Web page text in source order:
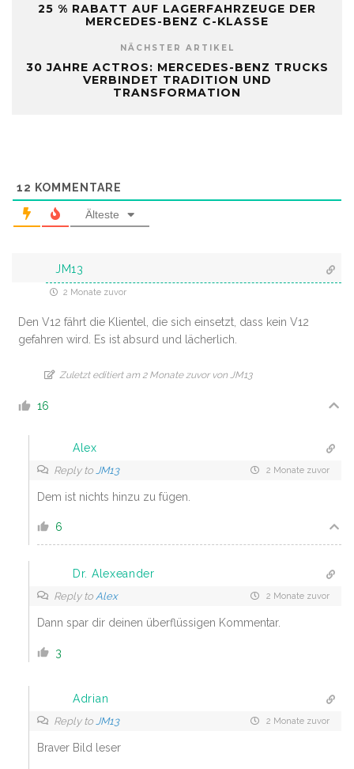
25 % RABATT AUF LAGERFAHRZEUGE DER
MERCEDES-BENZ C-KLASSE
NÄCHSTER ARTIKEL
30 JAHRE ACTROS: MERCEDES-BENZ TRUCKS
VERBINDET TRADITION UND
TRANSFORMATION
12 KOMMENTARE
Älteste
JM13
2 Monate zuvor
Den V12 fährt die Klientel, die sich einsetzt, dass kein V12
gefahren wird. Es ist absurd und lächerlich.
Zuletzt editiert am 2 Monate zuvor von JM13
16
Alex
Reply to JM13 2 Monate zuvor
Dem ist nichts hinzu zu fügen.
6
Dr. Alexeander
Reply to Alex 2 Monate zuvor
Dann spar dir deinen überflüssigen Kommentar.
3
Adrian
Reply to JM13 2 Monate zuvor
Braver Bild leser